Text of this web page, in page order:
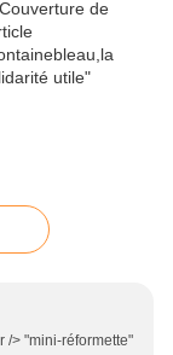
/> "mini-réformette"